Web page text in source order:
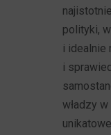
polityki,
i idealnie
i
władzy w